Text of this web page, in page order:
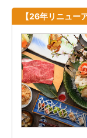
【26年リニュー